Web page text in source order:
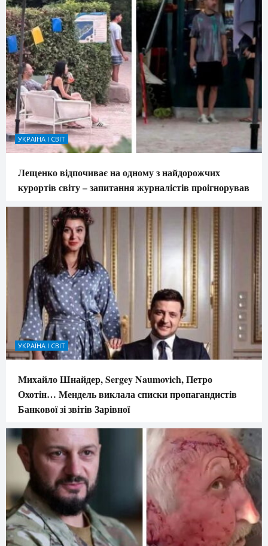
УКРАЇНА І СВІТ
Лещенко відпочиває на одному з найдорожчих
курортів світу – запитання журналістів проігнорував
УКРАЇНА І СВІТ
Михайло Шнайдер, Sergey Naumovich, Петро
Охотін… Мендель виклала списки пропагандистів
Банкової зі звітів Зарівної